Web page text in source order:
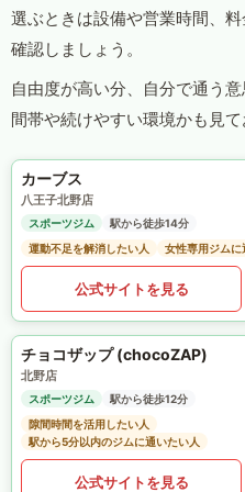
選ぶときは設備や営業時間、
確認しましょう。
自由度が高い分、自分で通う
間帯や続けやすい環境かも見て
カーブス
八王子北野店
スポーツジム
駅から徒歩14分
運動不足を解消したい人
女性専用ジムに
公式サイトを見る
チョコザップ (chocoZAP)
北野店
スポーツジム
駅から徒歩12分
隙間時間を活用したい人
駅から5分以内のジムに通いたい人
公式サイトを見る